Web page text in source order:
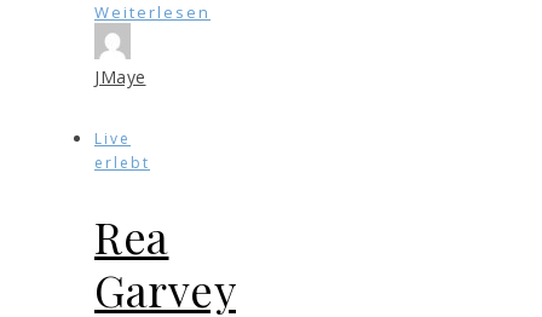
Weiterlesen
JMaye
Live
erlebt
Rea
Garvey